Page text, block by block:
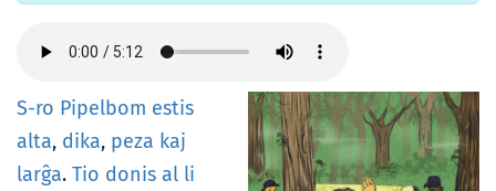
S-ro Pipelbom estis
alta, dika, peza kaj
larĝa. Tio donis al li